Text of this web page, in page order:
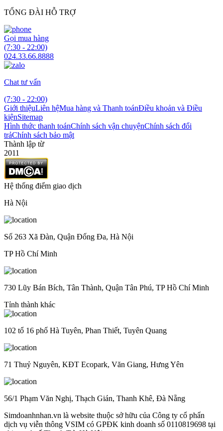
TỔNG ĐÀI HỖ TRỢ
Gọi mua hàng
(7:30 - 22:00)
024.33.66.8888
Chat tư vấn
(7:30 - 22:00)
Giới thiệuLiên hệMua hàng và Thanh toánĐiều khoản và Điều
kiệnSitemap
Hình thức thanh toánChính sách vận chuyệnChính sách đổi
trảChính sách bảo mật
Thành lập từ
2011
Hệ thống điểm giao dịch
Hà Nội
Số 263 Xã Đàn, Quận Đống Đa, Hà Nội
TP Hồ Chí Minh
730 Lũy Bán Bích, Tân Thành, Quận Tân Phú, TP Hồ Chí Minh
Tỉnh thành khác
102 tổ 16 phố Hà Tuyên, Phan Thiết, Tuyên Quang
71 Thuỷ Nguyên, KĐT Ecopark, Văn Giang, Hưng Yên
56/1 Phạm Văn Nghị, Thạch Gián, Thanh Khê, Đà Nẵng
Simdoanhnhan.vn là website thuộc sở hữu của Công ty cổ phẩn
dịch vụ viễn thông VSIM có GPĐK kinh doanh số 0110819698 tại